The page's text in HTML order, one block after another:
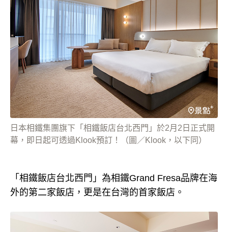
日本相鐵集團旗下「相鐵飯店台北西門」於2月2日正式開
幕，即日起可透過Klook預訂！（圖／Klook，以下同）
「相鐵飯店台北西門」為相鐵Grand Fresa品牌在海
外的第二家飯店，更是在台灣的首家飯店。